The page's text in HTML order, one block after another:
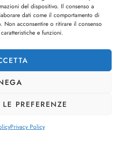
del dispositivo. Il consenso a
dati come il comportamento di
Non acconsentire o ritirare il consenso
e funzioni.
PREFERENZE
Privacy Policy
parte del network
- Roma - P.iva: